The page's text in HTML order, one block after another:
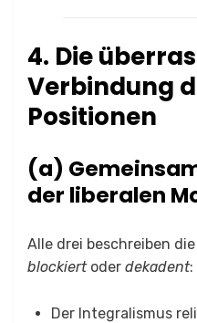
4. Die
Verbindung
Positionen
(a)
der liberalen
Alle drei beschreiben
blockiertoder dekadent:
Der Integralismus